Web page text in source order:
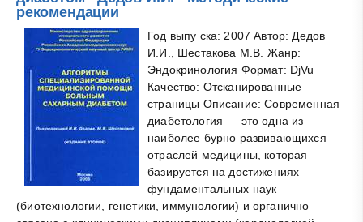
рекомендации
Год выпу ска: 2007 Автор: Дедов
И.И., Шестакова М.В. Жанр:
Эндокринология Формат: DjVu
Качество: Отсканированные
страницы Описание: Современная
диабетология — это одна из
наиболее бурно развивающихся
отраслей медицины, которая
базируется на достижениях
фундаментальных наук
(биотехнологии, генетики, иммунологии) и органично